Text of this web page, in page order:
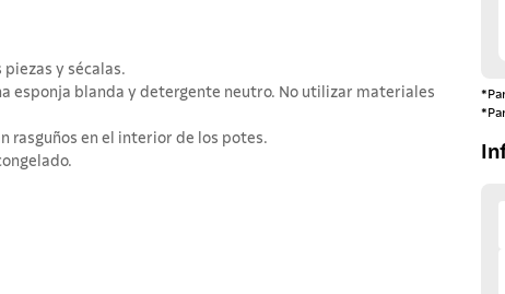
y sécalas.
esponja blanda y detergente neutro. No utilizar materiales
rasguños en el interior de los potes.